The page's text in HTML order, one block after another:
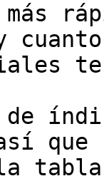
de
que